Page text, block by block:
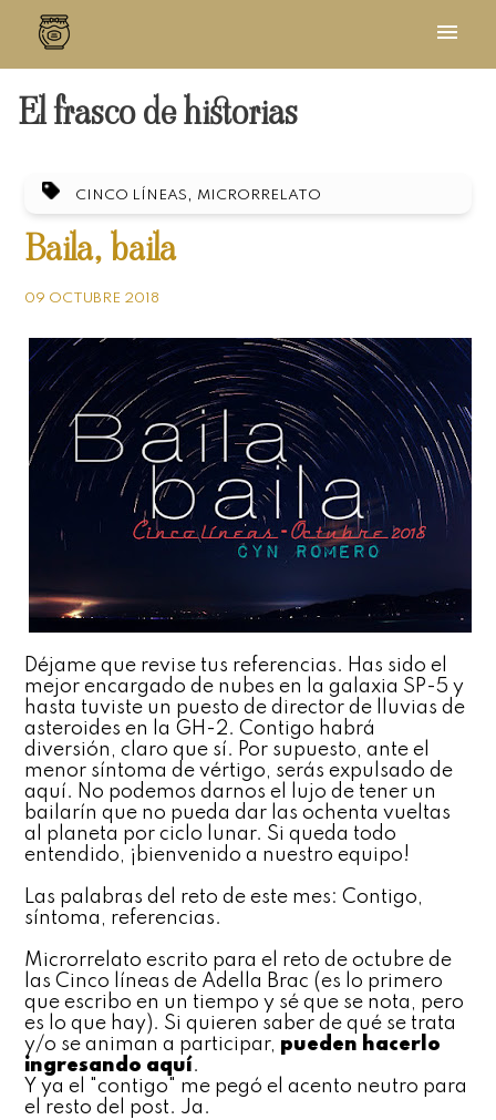
El frasco de historias
CINCO LÍNEAS , MICRORRELATO
Baila, baila
09 OCTUBRE 2018
Déjame que revise tus referencias. Has sido el
mejor encargado de nubes en la galaxia SP-5 y
hasta tuviste un puesto de director de lluvias de
asteroides en la GH-2. Contigo habrá
diversión, claro que sí. Por supuesto, ante el
menor síntoma de vértigo, serás expulsado de
aquí. No podemos darnos el lujo de tener un
bailarín que no pueda dar las ochenta vueltas
al planeta por ciclo lunar. Si queda todo
entendido, ¡bienvenido a nuestro equipo!
Las palabras del reto de este mes: Contigo,
síntoma, referencias.
Microrrelato escrito para el reto de octubre de
las Cinco líneas de Adella Brac (es lo primero
que escribo en un tiempo y sé que se nota, pero
es lo que hay). Si quieren saber de qué se trata
y/o se animan a participar, pueden hacerlo
ingresando aquí.
Y ya el "contigo" me pegó el acento neutro para
el resto del post. Ja.